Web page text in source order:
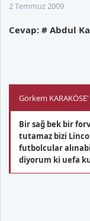
2 Temmuz 2009
Cevap: # Abdul
Görkem KARAKÖSE'
Bir sağ bek bir
tutamaz bizi
futbolcular
diyorum ki uefa